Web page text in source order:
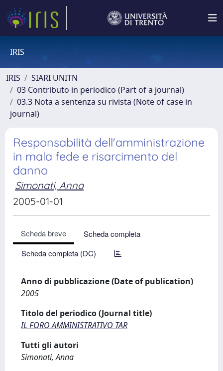
IRIS
IRIS
SIARI UNITN
03 Contributo in periodico (Part of a journal)
03.3 Nota a sentenza su rivista (Note of case in
journal)
Responsabilità dell'amministrazione
in mala fede e risarcimento del
danno
Simonati, Anna
2005-01-01
Scheda breve
Scheda completa
Scheda completa (DC)
Anno di pubblicazione (Date of publication)
2005
Titolo del periodico (Journal title)
IL FORO AMMINISTRATIVO TAR
Tutti gli autori
Simonati, Anna